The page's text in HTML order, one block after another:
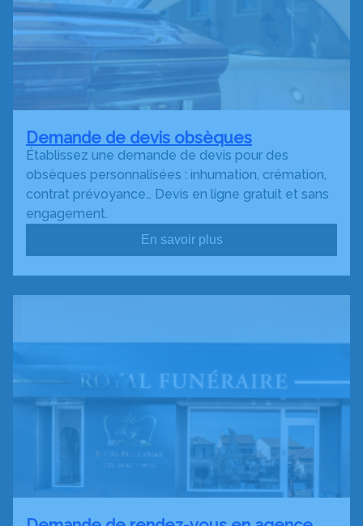
Demande de devis obsèques
Établissez une demande de devis pour des
obsèques personnalisées : inhumation, crémation,
contrat prévoyance… Devis en ligne gratuit et sans
engagement.
En savoir plus